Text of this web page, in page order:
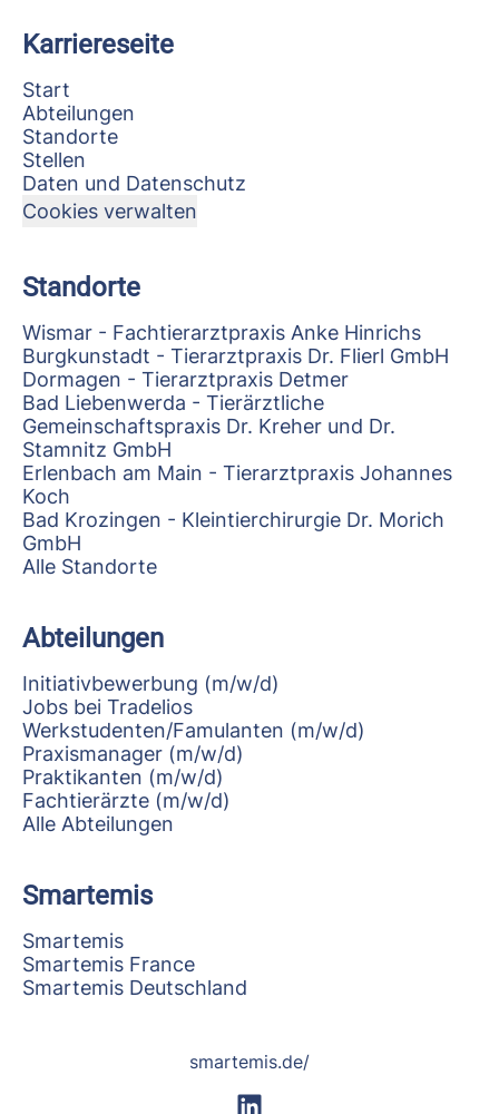
Karriereseite
Start
Abteilungen
Standorte
Stellen
Daten und Datenschutz
Cookies verwalten
Standorte
Wismar - Fachtierarztpraxis Anke Hinrichs
Burgkunstadt - Tierarztpraxis Dr. Flierl GmbH
Dormagen - Tierarztpraxis Detmer
Bad Liebenwerda - Tierärztliche
Gemeinschaftspraxis Dr. Kreher und Dr.
Stamnitz GmbH
Erlenbach am Main - Tierarztpraxis Johannes
Koch
Bad Krozingen - Kleintierchirurgie Dr. Morich
GmbH
Alle Standorte
Abteilungen
Initiativbewerbung (m/w/d)
Jobs bei Tradelios
Werkstudenten/Famulanten (m/w/d)
Praxismanager (m/w/d)
Praktikanten (m/w/d)
Fachtierärzte (m/w/d)
Alle Abteilungen
Smartemis
Smartemis
Smartemis France
Smartemis Deutschland
smartemis.de/